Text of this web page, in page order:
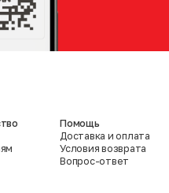
Помощь
Доставка и оплата
Условия возврата
Вопрос-ответ